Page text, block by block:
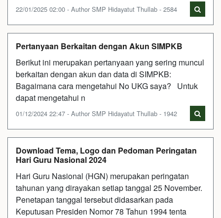
22/01/2025 02:00 - Author SMP Hidayatut Thullab - 2584
Pertanyaan Berkaitan dengan Akun SIMPKB
Berikut ini merupakan pertanyaan yang sering muncul
berkaitan dengan akun dan data di SIMPKB:
Bagaimana cara mengetahui No UKG saya? Untuk
dapat mengetahui n
01/12/2024 22:47 - Author SMP Hidayatut Thullab - 1942
Download Tema, Logo dan Pedoman Peringatan
Hari Guru Nasional 2024
Hari Guru Nasional (HGN) merupakan peringatan
tahunan yang dirayakan setiap tanggal 25 November.
Penetapan tanggal tersebut didasarkan pada
Keputusan Presiden Nomor 78 Tahun 1994 tenta